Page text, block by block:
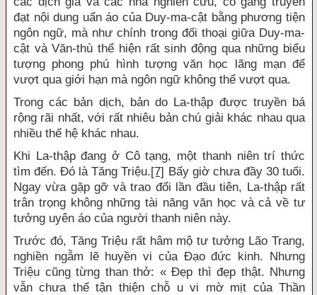
đạt nội dung uẩn áo của Duy-ma-cật bằng phương tiện
ngôn ngữ, mà như chính trong đối thoại giữa Duy-ma-
cật và Văn-thù thể hiện rất sinh động qua những biểu
tượng phong phú hình tượng văn học lãng mạn để
vượt qua giới hạn mà ngôn ngữ không thể vượt qua.
Trong các bản dịch, bản do La-thập được truyền bá
rộng rãi nhất, với rất nhiêu bản chú giải khác nhau qua
nhiều thế hệ khác nhau.
Khi La-thập đang ở Cô tạng, một thanh niên trí thức
tìm đến. Đó là Tăng Triệu.[7] Bấy giờ chưa đầy 30 tuổi.
Ngay vừa gặp gỡ và trao đổi lần đầu tiên, La-thập rất
trân trọng không những tài năng văn học và cả về tư
tưởng uyên áo của người thanh niên này.
Trước đó, Tăng Triệu rất hâm mộ tư tưởng Lão Trang,
nghiền ngẫm lẽ huyền vi của Đạo đức kinh. Nhưng
Triệu cũng từng than thở: « Đẹp thì đẹp thật. Nhưng
vẫn chưa thể tận thiện chỗ u vi mờ mịt của Thần